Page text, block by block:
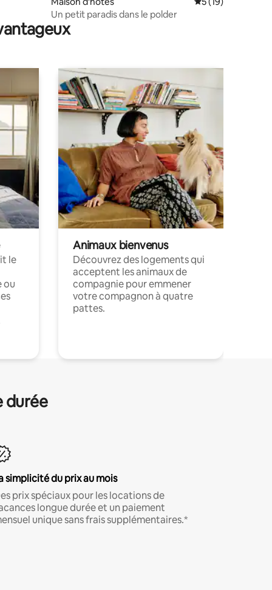
Un petit paradis dans le polder
le
ou
Animaux bienvenus
Découvrez des logements qui
acceptent les animaux de
compagnie pour emmener
votre compagnon à quatre
pattes.
durée
simplicité du prix au mois
prix spéciaux pour les locations de
longue durée et un paiement
unique sans frais supplémentaires.*